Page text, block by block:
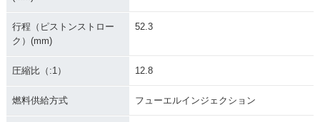
行程（ピストンストロー
ク）(mm)
52.3
圧縮比（:1） 12.8
燃料供給方式 フューエルインジェクション